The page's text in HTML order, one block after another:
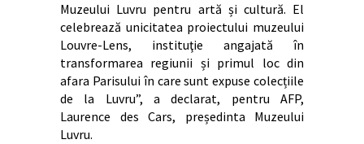
Muzeului Luvru pentru artă și cultură. El
celebrează unicitatea proiectului muzeului
Louvre-Lens, instituţie angajată în
transformarea regiunii și primul loc din
afara Parisului în care sunt expuse colecțiile
de la Luvru”, a declarat, pentru AFP,
Laurence des Cars, președinta Muzeului
Luvru.